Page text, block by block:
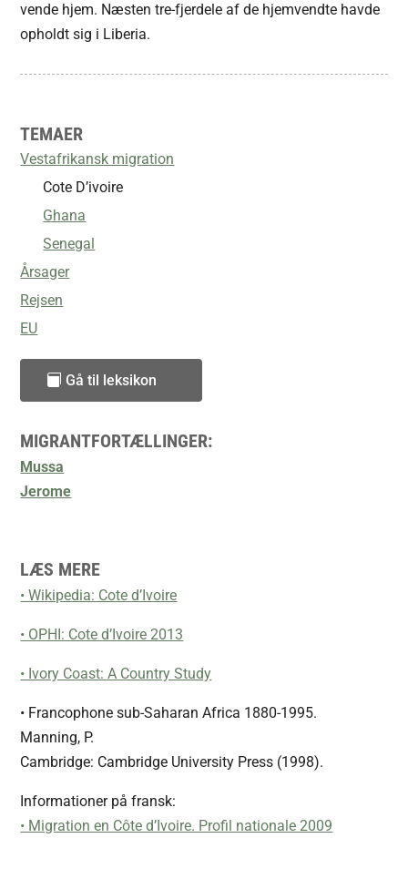
vende hjem. Næsten tre-fjerdele af de hjemvendte havde
opholdt sig i Liberia.
TEMAER
Vestafrikansk migration
Cote D’ivoire
Ghana
Senegal
Årsager
Rejsen
EU
Gå til leksikon
MIGRANTFORTÆLLINGER:
Mussa
Jerome
LÆS MERE
• Wikipedia: Cote d’Ivoire
• OPHI: Cote d’Ivoire 2013
• Ivory Coast: A Country Study
• Francophone sub-Saharan Africa 1880-1995.
Manning, P.
Cambridge: Cambridge University Press (1998).
Informationer på fransk:
• Migration en Côte d’Ivoire. Profil nationale 2009